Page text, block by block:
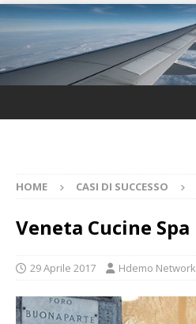
HOME CASI DI SUCCESSO
Veneta Cucine Spa
29 Aprile 2017 Hdemo Network